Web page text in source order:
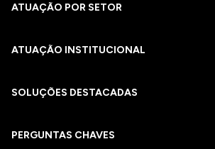
ATUAÇÃO POR SETOR
ATUAÇÃO INSTITUCIONAL
SOLUÇÕES DESTACADAS
PERGUNTAS CHAVES​